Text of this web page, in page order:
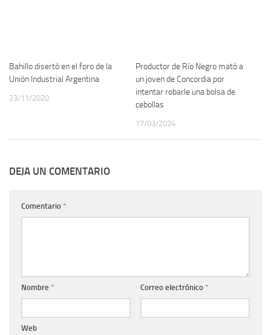
Bahillo disertó en el foro de la
Unión Industrial Argentina
23/11/2020
Productor de Río Negro mató a
un joven de Concordia por
intentar robarle una bolsa de
cebollas
17/03/2024
DEJA UN COMENTARIO
Comentario *
Nombre * Correo electrónico *
Web